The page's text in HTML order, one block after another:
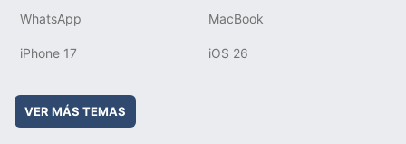
WhatsApp MacBook
iPhone 17 iOS 26
VER MÁS TEMAS